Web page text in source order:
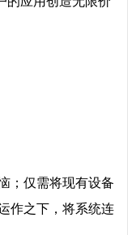
仅需将现有设备
作之下，将系统连